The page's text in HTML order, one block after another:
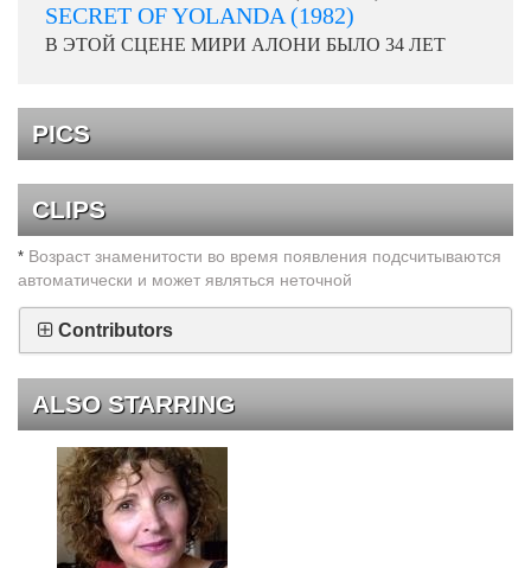
SECRET OF YOLANDA (1982)
В ЭТОЙ СЦЕНЕ МИРИ АЛОНИ БЫЛО 34 ЛЕТ
PICS
CLIPS
* Возраст знаменитости во время появления подсчитываются
автоматически и может являться неточной
Contributors
ALSO STARRING